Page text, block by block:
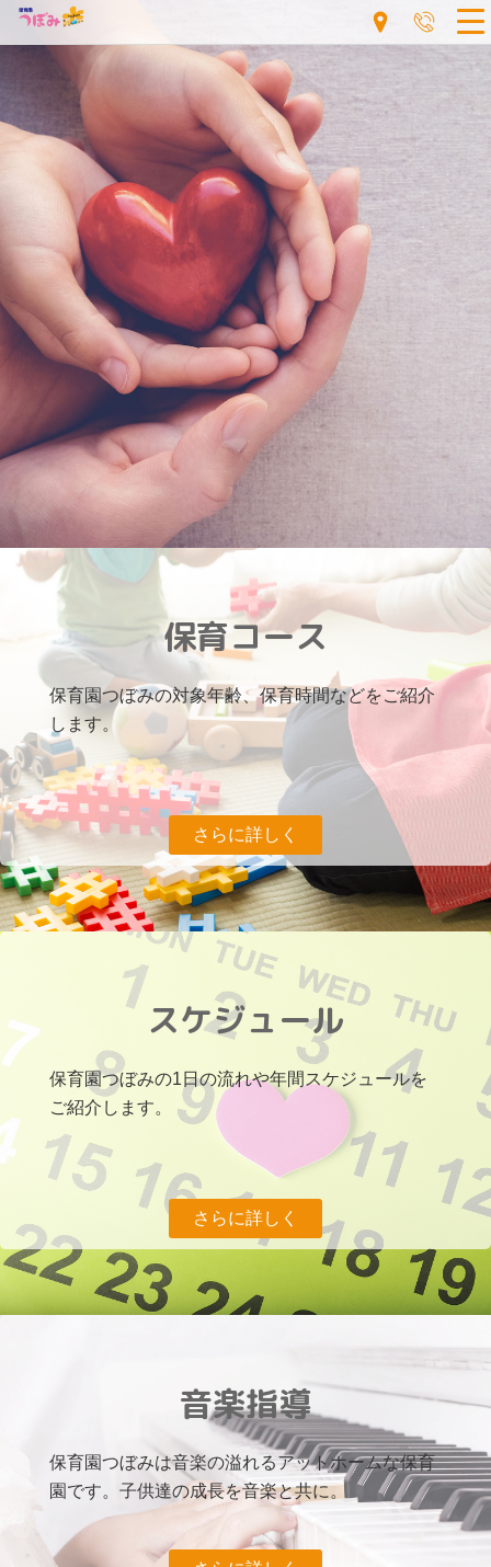
保育園つぼみを知る
保育コース
保育園つぼみの対象年齢、保育時間などをご紹介
します。
さらに詳しく
スケジュール
保育園つぼみの1日の流れや年間スケジュールを
ご紹介します。
さらに詳しく
音楽指導
保育園つぼみは音楽の溢れるアットホームな保育
園です。子供達の成長を音楽と共に。